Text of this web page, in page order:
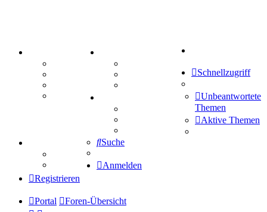
Mastodon
Treffenübersicht
Zitatesammlung
Schiffe versenken
Tipprunde
Comunio
Schnellzugriff
Unbeantwortete
Themen
Aktive Themen
Suche
Anmelden
Registrieren
Portal Foren-Übersicht